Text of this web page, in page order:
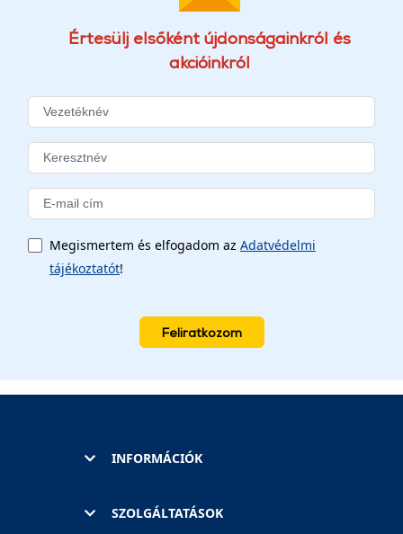
Értesülj elsőként újdonságainkról és
akcióinkról
Megismertem és elfogadom az Adatvédelmi
tájékoztatót!
Feliratkozom
INFORMÁCIÓK
SZOLGÁLTATÁSOK